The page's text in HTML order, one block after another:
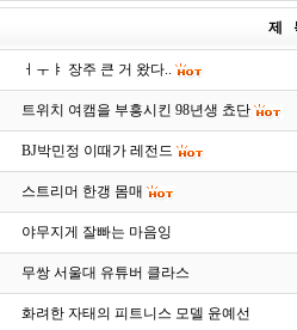
제
ㅓㅜㅑ 장주 큰 거 왔다..
트위치 여캠을 부흥시킨 98년생 쵸단
BJ박민정 이때가 레전드
스트리머 한갱 몸매
야무지게 잘빠는 마음잉
무쌍 서울대 유튜버 클라스
화려한 자태의 피트니스 모델 윤예선